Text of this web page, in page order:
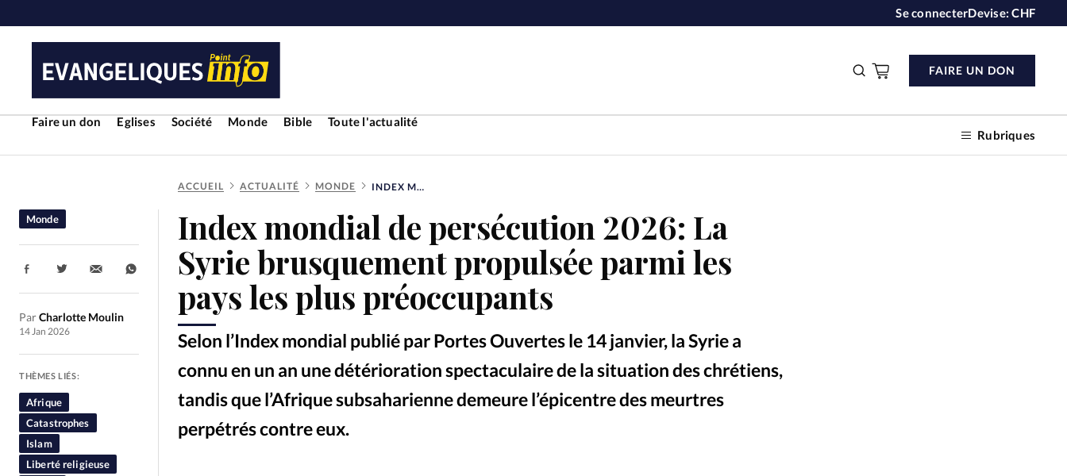
Se connecterDevise:CHF
Faire un don Eglises Société Monde Bible
Toute l'actualité
Rubriques
FAIRE UN DON
RUBRIQUES
Toute l'actualité Bible
Culture
Economie
Eglises Histoire
Laicité
Liberté religieuse
Mission
Monde
People
Politique Religions Société
Faire un don
La rédaction
Mon compte
ACCUEIL ACTUALITÉ MONDE INDEX MONDIAL DE PERSÉCUTION 2026: LA SYRIE BRUSQUEMENT PROPULSÉE PARMI LES PAYS LES PLUS PRÉOCCUPANTS
Index mondial de persécution 2026: La
Syrie brusquement propulsée parmi les
pays les plus préoccupants
Selon l’Index mondial publié par Portes Ouvertes le 14 janvier, la Syrie a
connu en un an une détérioration spectaculaire de la situation des chrétiens,
tandis que l’Afrique subsaharienne demeure l’épicentre des meurtres
perpétrés contre eux.
Monde
ParCharlotte Moulin
14 Jan 2026
Partager:
THÈMES LIÉS:
Afrique
Catastrophes
Islam
Liberté religieuse